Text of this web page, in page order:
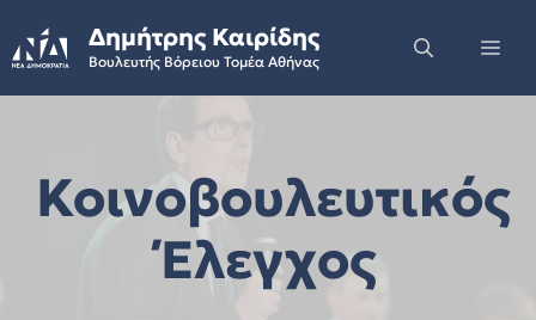
to
content
Δημήτρης Καιρίδης
Βουλευτής Βόρειου Τομέα Αθήνας
Κοινοβουλευτικός
Έλεγχος